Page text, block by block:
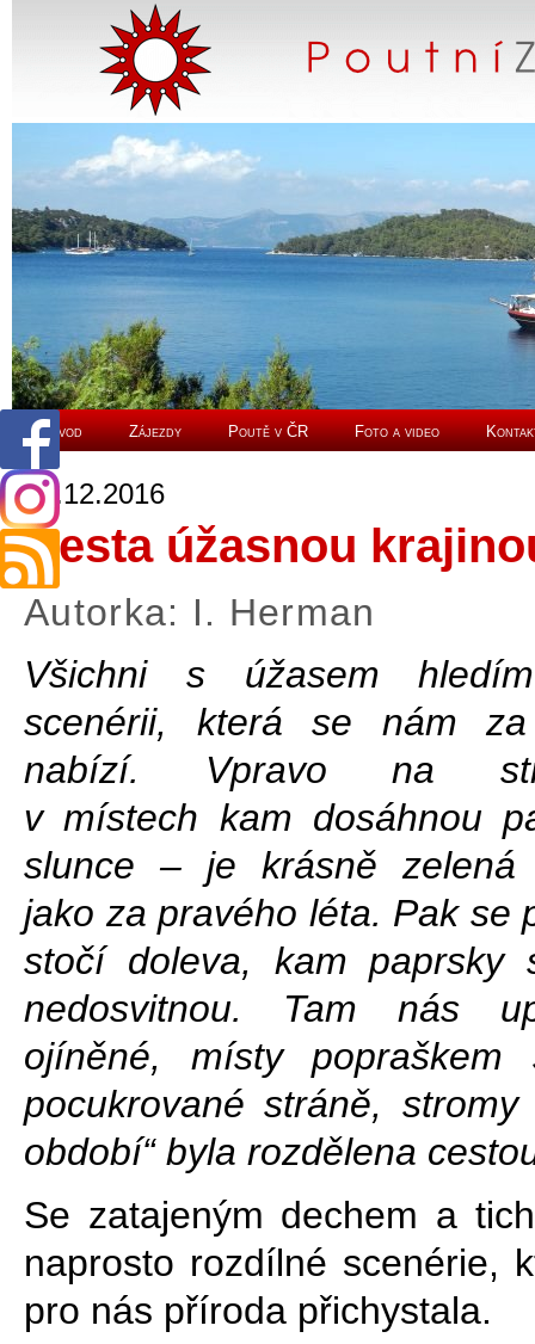
Úvod Zájezdy Poutě v ČR Foto a video
18.12.2016
Cesta úžasnou
Autorka: I. Herman
Všichni s úžasem
scenérii, která se nám
nabízí. Vpravo na
v místech kam dosáhnou
slunce – je krásně zelená
jako za pravého léta. Pak se
stočí doleva, kam paprsky
nedosvitnou. Tam nás
ojíněné, místy popraškem
pocukrované stráně,
období“ byla rozdělena
Se zatajeným dechem a
naprosto rozdílné scenérie,
pro nás příroda přichystala.